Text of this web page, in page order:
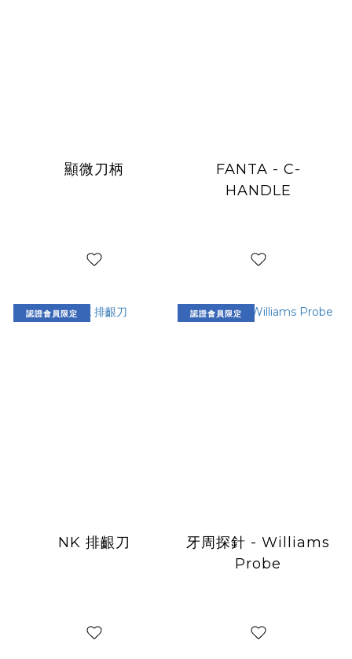
顯微刀柄
FANTA - C-
HANDLE
認證會員限定
NK 排齦刀
認證會員限定
牙周探針 - Williams
Probe